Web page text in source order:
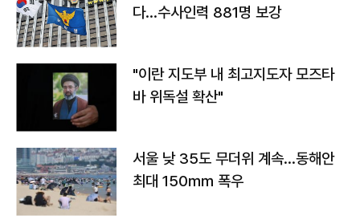
다…수사인력 881명 보강
"이란 지도부 내 최고지도자 모즈타
바 위독설 확산"
서울 낮 35도 무더위 계속…동해안
최대 150㎜ 폭우